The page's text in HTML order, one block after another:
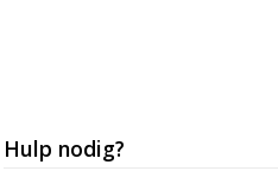
Hulp nodig?